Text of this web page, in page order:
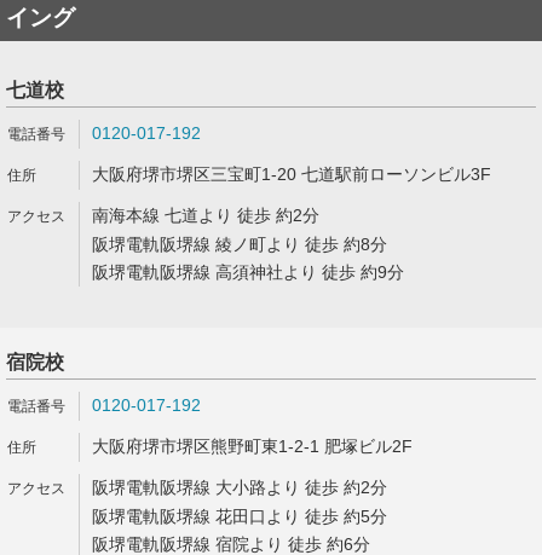
イング
七道校
0120-017-192
大阪府堺市堺区三宝町1-20 七道駅前ローソンビル3F
南海本線 七道より 徒歩 約2分
阪堺電軌阪堺線 綾ノ町より 徒歩 約8分
阪堺電軌阪堺線 高須神社より 徒歩 約9分
宿院校
0120-017-192
大阪府堺市堺区熊野町東1-2-1 肥塚ビル2F
阪堺電軌阪堺線 大小路より 徒歩 約2分
阪堺電軌阪堺線 花田口より 徒歩 約5分
阪堺電軌阪堺線 宿院より 徒歩 約6分